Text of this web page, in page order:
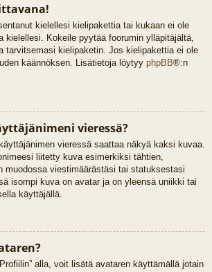
kielellesi kielipakettia tai kukaan ei ole
kielellesi. Kokeile pyytää foorumin ylläpitäjältä,
tarvitsemasi kielipaketin. Jos kielipakettia ei ole
käännöksen. Lisätietoja löytyy phpBB®:n
vieressä?
vieressä saattaa näkyä kaksi kuvaa.
liitetty kuva esimerkiksi tähtien,
muodossa viestimäärästäsi tai statuksestasi
isompi kuva on avatar ja on yleensä uniikki tai
käyttäjällä.
alla, voit lisätä avataren käyttämällä jotain